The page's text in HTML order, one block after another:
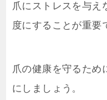
爪にストレスを与え
度にすることが重要
爪の健康を守るため
にしましょう。